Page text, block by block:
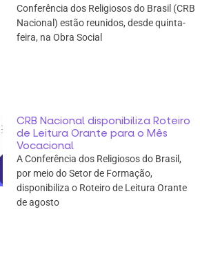
Conferência dos Religiosos do Brasil (CRB
Nacional) estão reunidos, desde quinta-
feira, na Obra Social
CRB Nacional disponibiliza Roteiro
de Leitura Orante para o Mês
Vocacional
A Conferência dos Religiosos do Brasil,
por meio do Setor de Formação,
disponibiliza o Roteiro de Leitura Orante
de agosto